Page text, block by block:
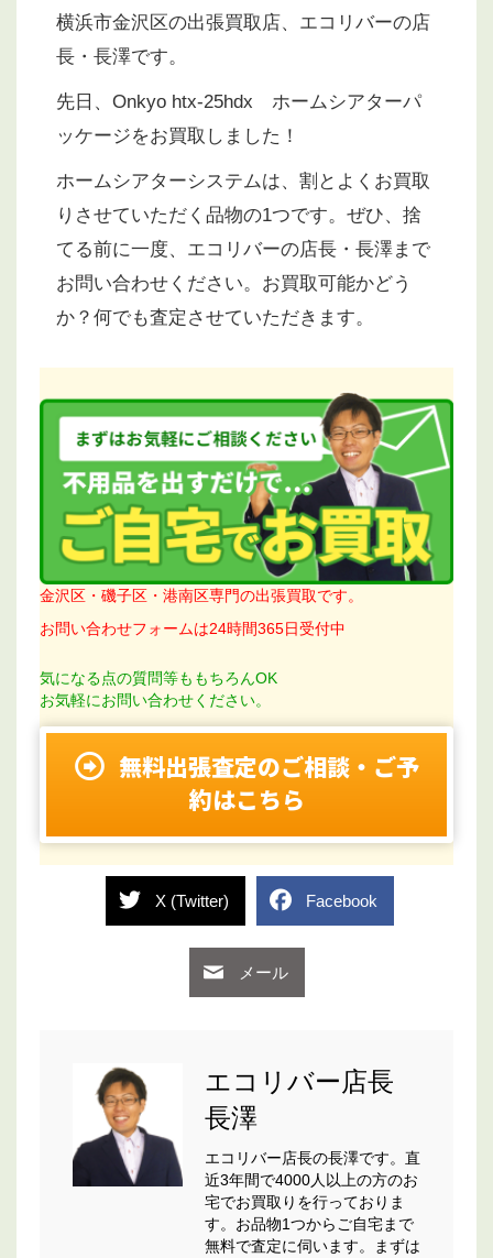
横浜市金沢区の出張買取店、エコリバーの店
長・長澤です。
先日、Onkyo htx-25hdx ホームシアターパ
ッケージをお買取しました！
ホームシアターシステムは、割とよくお買取
りさせていただく品物の1つです。ぜひ、捨
てる前に一度、エコリバーの店長・長澤まで
お問い合わせください。お買取可能かどう
か？何でも査定させていただきます。
金沢区・磯子区・港南区専門の出張買取です。
お問い合わせフォームは24時間365日受付中
気になる点の質問等ももちろんOK
お気軽にお問い合わせください。
無料出張査定のご相談・ご予
約はこちら
X (Twitter) Facebook
メール
エコリバー店長
長澤
エコリバー店長の長澤です。直
近3年間で4000人以上の方のお
宅でお買取りを行っておりま
す。お品物1つからご自宅まで
無料で査定に伺います。まずは